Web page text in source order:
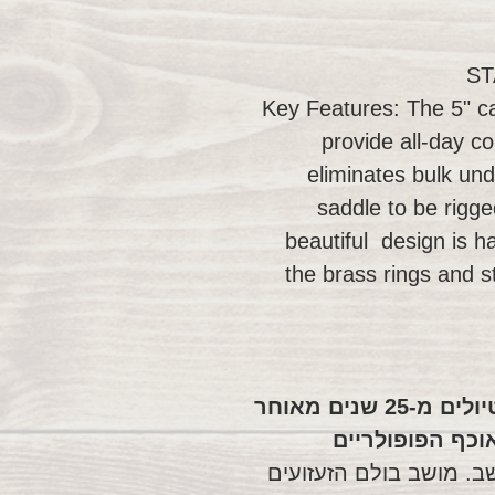
Key Features: The 5"
provide all-day
eliminates bulk
saddle to be
beautiful design is
the brass rings and
טאקר הוביל את הדרך בענף הטיולים מ-25 שנים מאוחר
הפופולריים
מושב בולם הזעזועים